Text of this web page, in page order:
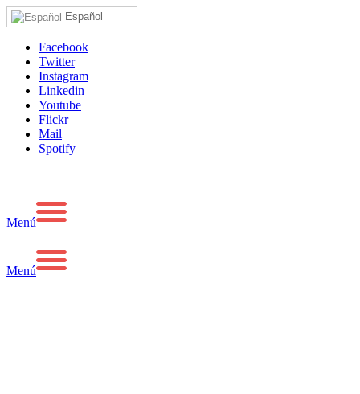
Español
Facebook
Twitter
Instagram
Linkedin
Youtube
Flickr
Mail
Spotify
Menú
Menú